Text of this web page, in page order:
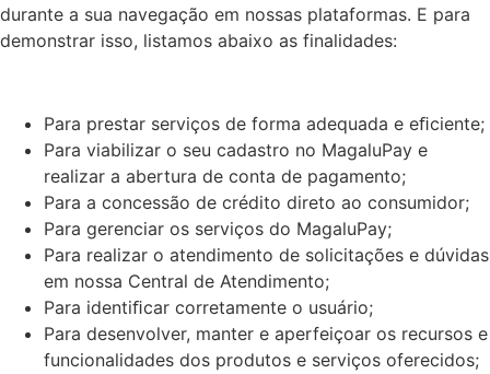
durante a sua navegação em nossas plataformas. E para
demonstrar isso, listamos abaixo as finalidades:
Para prestar serviços de forma adequada e eﬁciente;
Para viabilizar o seu cadastro no MagaluPay e
realizar a abertura de conta de pagamento;
Para a concessão de crédito direto ao consumidor;
Para gerenciar os serviços do MagaluPay;
Para realizar o atendimento de solicitações e dúvidas
em nossa Central de Atendimento;
Para identiﬁcar corretamente o usuário;
Para desenvolver, manter e aperfeiçoar os recursos e
funcionalidades dos produtos e serviços oferecidos;